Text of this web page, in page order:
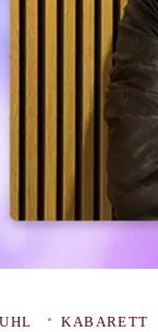
KABARETT